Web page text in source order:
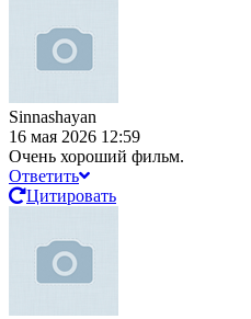
Sinnashayan
16 мая 2026 12:59
Очень хороший фильм.
Ответить
Цитировать